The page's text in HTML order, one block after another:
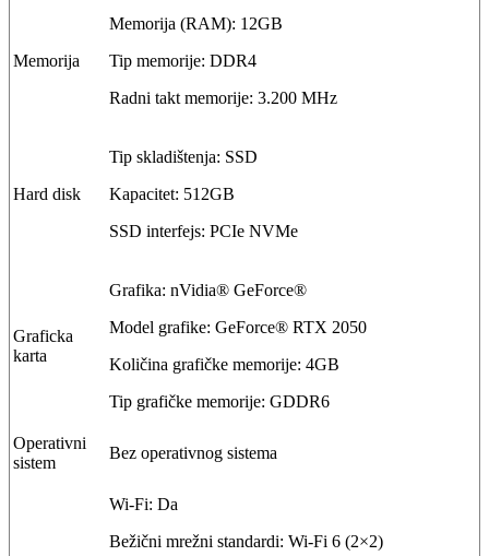
Memorija
Memorija (RAM): 12GB
Tip memorije: DDR4
Radni takt memorije: 3.200 MHz
Hard disk
Tip skladištenja: SSD
Kapacitet: 512GB
SSD interfejs: PCIe NVMe
Graficka
karta
Grafika: nVidia® GeForce®
Model grafike: GeForce® RTX 2050
Količina grafičke memorije: 4GB
Tip grafičke memorije: GDDR6
Operativni
sistem
Bez operativnog sistema
Wi-Fi: Da
Bežični mrežni standardi: Wi-Fi 6 (2×2)